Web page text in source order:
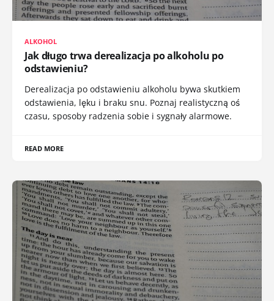
ALKOHOL
Jak długo trwa derealizacja po alkoholu po
odstawieniu?
Derealizacja po odstawieniu alkoholu bywa skutkiem
odstawienia, lęku i braku snu. Poznaj realistyczną oś
czasu, sposoby radzenia sobie i sygnały alarmowe.
READ MORE